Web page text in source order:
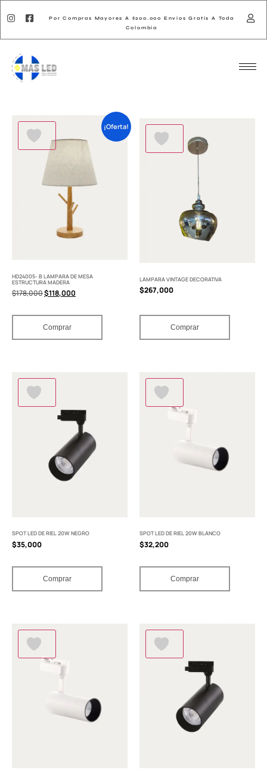
Por Compras Mayores A $200.000 Envios Gratis A Toda
Colombia
¡Oferta!
HD24005- B LAMPARA DE MESA
ESTRUCTURA MADERA
$178,000$118,000
Comprar
LAMPARA VINTAGE DECORATIVA
$267,000
Comprar
SPOT LED DE RIEL 20W NEGRO
$35,000
Comprar
SPOT LED DE RIEL 20W BLANCO
$32,200
Comprar